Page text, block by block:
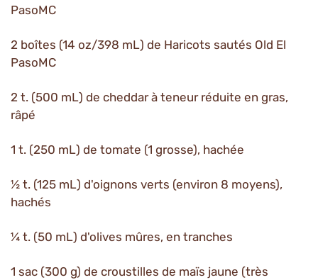
PasoMC
2 boîtes (14 oz/398 mL) de Haricots sautés Old El
PasoMC
2 t. (500 mL) de cheddar à teneur réduite en gras,
râpé
1 t. (250 mL) de tomate (1 grosse), hachée
½ t. (125 mL) d'oignons verts (environ 8 moyens),
hachés
¼ t. (50 mL) d'olives mûres, en tranches
1 sac (300 g) de croustilles de maïs jaune (très